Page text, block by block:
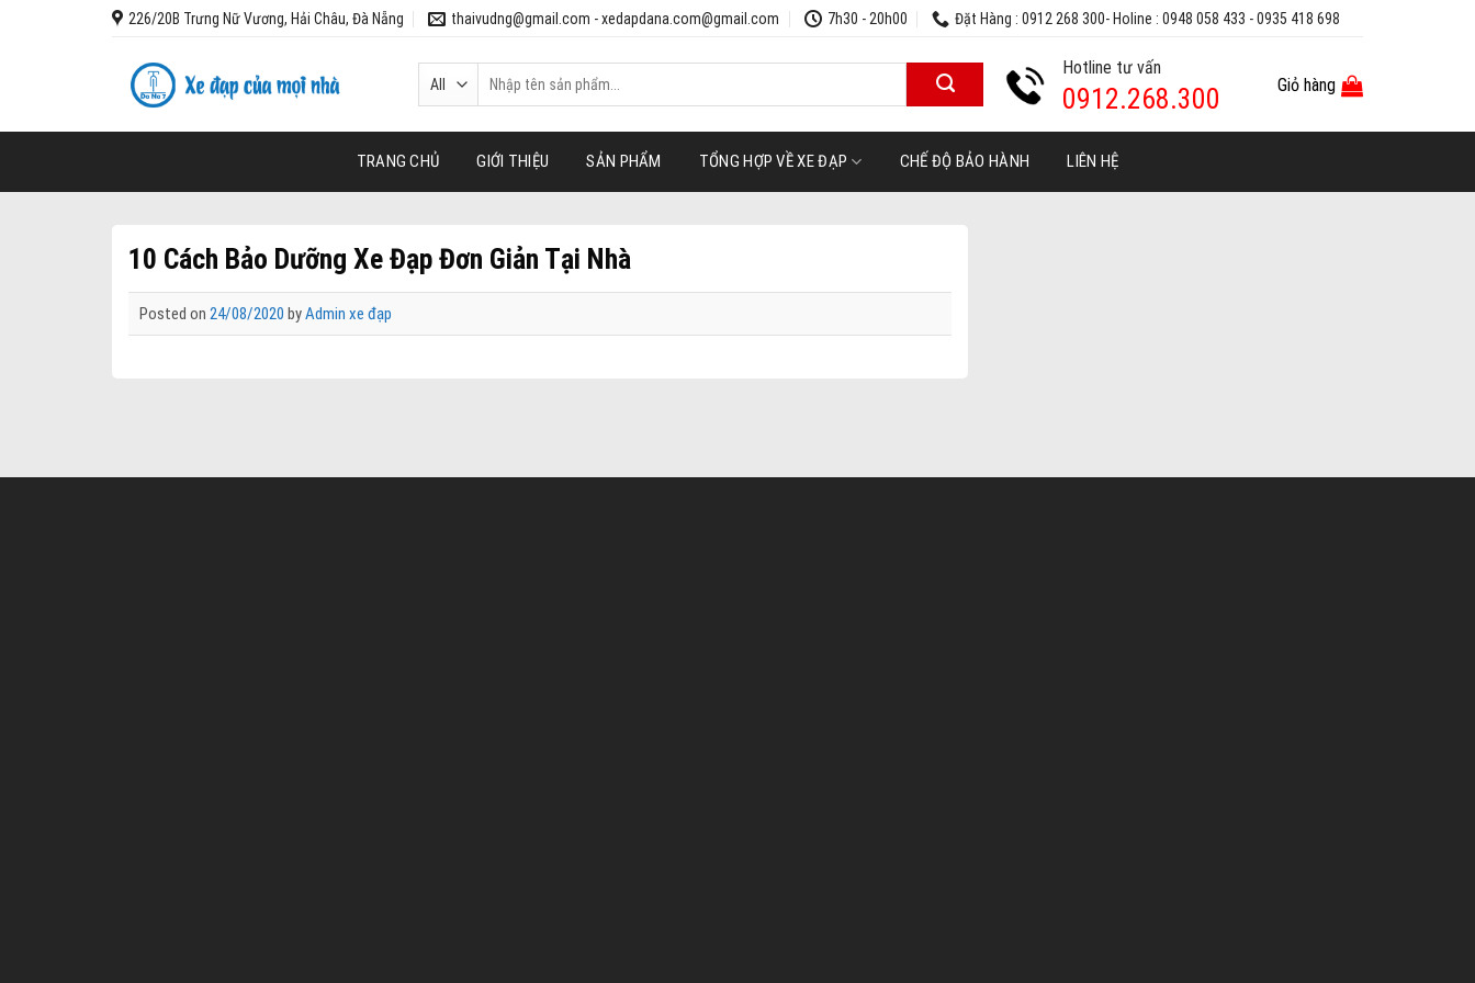
226/20B Trưng Nữ Vương, Hải Châu, Đà Nẵng thaivudng@gmail.com - xedapdana.com@gmail.com 7h30 - 20h00 Đặt Hàng : 0912 268 300- Holine : 0948 058 433 - 0935 418 698
Tìm
kiếm:
Hotline tư vấn
0912.268.300 Giỏ hàng
TRANG CHỦ GIỚI THIỆU SẢN PHẨM TỔNG HỢP VỀ XE ĐẠP CHẾ ĐỘ BẢO HÀNH LIÊN HỆ
10 Cách Bảo Dưỡng Xe Đạp Đơn Giản Tại Nhà
Posted on 24/08/2020 byAdmin xe đạp